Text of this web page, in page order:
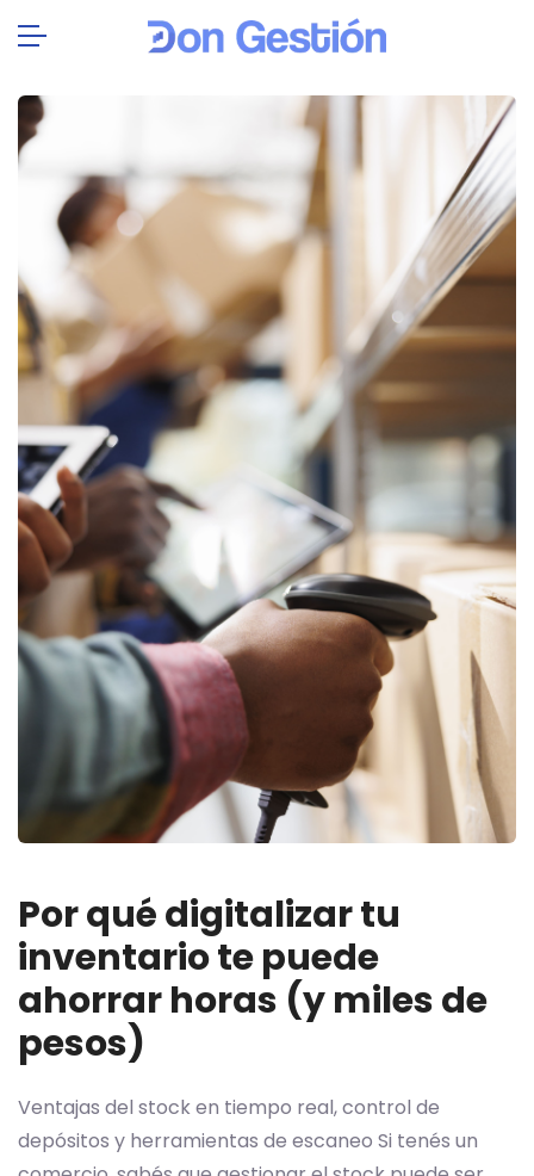
Por qué digitalizar tu
inventario te puede
ahorrar horas (y miles de
pesos)
Ventajas del stock en tiempo real, control de
depósitos y herramientas de escaneo Si tenés un